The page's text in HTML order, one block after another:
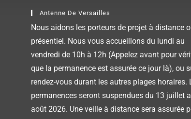
Antenne De Versailles
Nous aidons les porteurs de projet à distance
présentiel. Nous vous accueillons du lundi au
vendredi de 10h à 12h (Appelez avant pour
que la permanence est assurée ce jour là), ou
rendez-vous durant les autres plages horaires.
permanences seront suspendues du 13 juillet
août 2026. Une veille à distance sera assurée